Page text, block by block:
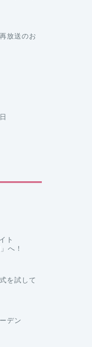
放送のお
ト
へ！
を試して
デン